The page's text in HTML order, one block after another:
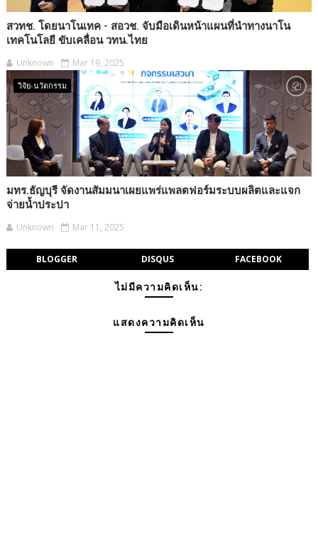
สวทช. โดยนาโนเทค - สอวช. จับมือเดินหน้าแผนที่นำทางนาโน
เทคโนโลยี ขับเคลื่อน วทน.ไทย
Unknown Mar 19, 2025
วิจัย-นวัตกรรม
มทร.ธัญบุรี จัดงานสัมมนาเผยแพร่แพลตฟอร์มระบบผลิตและแจก
จ่ายน้ำประปา
Unknown Mar 11, 2025
BLOGGER DISQUS FACEBOOK
ไม่มีความคิดเห็น:
แสดงความคิดเห็น